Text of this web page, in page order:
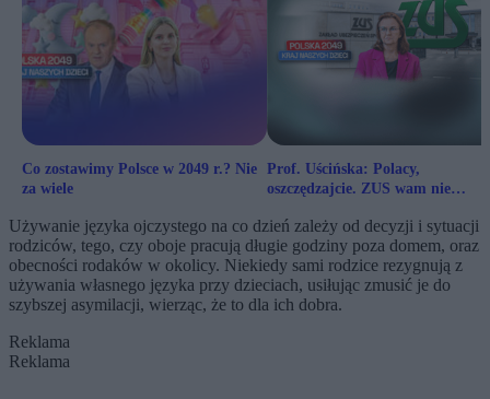
Co zostawimy Polsce w 2049 r.? Nie
za wiele
Prof. Uścińska: Polacy,
oszczędzajcie. ZUS wam nie
Używanie języka ojczystego na co dzień zależy od decyzji i sytuacji
rodziców, tego, czy oboje pracują długie godziny poza domem, oraz
obecności rodaków w okolicy. Niekiedy sami rodzice rezygnują z
używania własnego języka przy dzieciach, usiłując zmusić je do
szybszej asymilacji, wierząc, że to dla ich dobra.
Reklama
Reklama